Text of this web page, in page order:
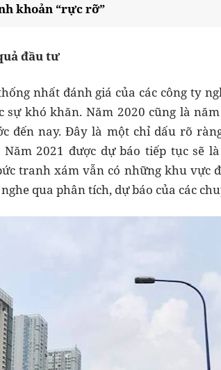
khoản “rực rỡ”
đầu tư
nhất đánh giá của các công ty
sự khó khăn. Năm 2020 cũng là
đến nay. Đây là một chỉ dấu rõ
2021 được dự báo tiếp tục sẽ
tranh xám vẫn có những khu vực
qua phân tích, dự báo của các